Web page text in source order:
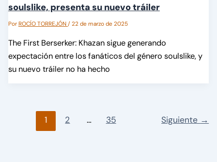
soulslike, presenta su nuevo tráiler
PorROCÍO TORREJÓN/22 de marzo de 2025
The First Berserker: Khazan sigue generando
expectación entre los fanáticos del género soulslike, y
su nuevo tráiler no ha hecho
1 2 … 35 Siguiente →